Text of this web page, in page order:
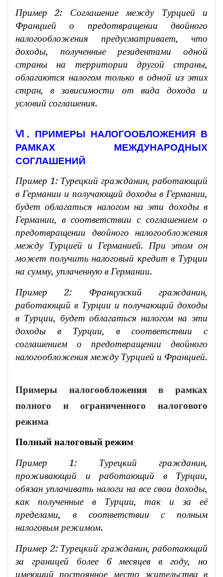
Пример 2: Соглашение между Турцией и
Францией о предотвращении двойного
налогообложения предусматривает, что
доходы, полученные резидентами одной
страны на территории другой страны,
облагаются налогом только в одной из этих
стран, в зависимости от вида дохода и
условий соглашения.
Ⅵ. ПРИМЕРЫ НАЛОГООБЛОЖЕНИЯ В
РАМКАХ МЕЖДУНАРОДНЫХ
СОГЛАШЕНИЙ
Пример 1: Турецкий гражданин, работающий
в Германии и получающий доходы в Германии,
будет облагаться налогом на эти доходы в
Германии, в соответствии с соглашением о
предотвращении двойного налогообложения
между Турцией и Германией. При этом он
может получить налоговый кредит в Турции
на сумму, уплаченную в Германии.
Пример 2: Французский гражданин,
работающий в Турции и получающий доходы
в Турции, будет облагаться налогом на эти
доходы в Турции, в соответствии с
соглашением о предотвращении двойного
налогообложения между Турцией и Францией.
Примеры налогообложения в рамках
полного и ограниченного налогового
режима
Полный налоговый режим
Пример 1: Турецкий гражданин,
проживающий и работающий в Турции,
обязан уплачивать налоги на все свои доходы,
как полученные в Турции, так и за её
пределами, в соответствии с полным
налоговым режимом.
Пример 2: Турецкий гражданин, работающий
за границей более 6 месяцев в году, но
имеющий постоянное место жительства в